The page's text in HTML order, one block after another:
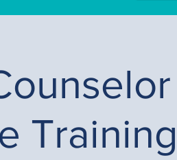
Training